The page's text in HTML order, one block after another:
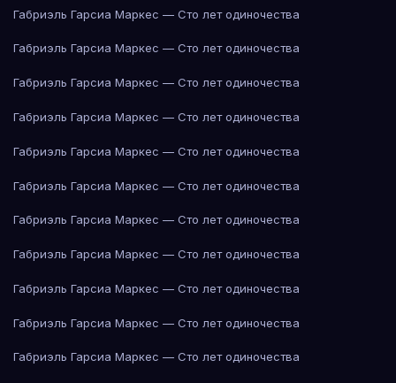
Габриэль Гарсиа Маркес — Сто лет одиночества
Габриэль Гарсиа Маркес — Сто лет одиночества
Габриэль Гарсиа Маркес — Сто лет одиночества
Габриэль Гарсиа Маркес — Сто лет одиночества
Габриэль Гарсиа Маркес — Сто лет одиночества
Габриэль Гарсиа Маркес — Сто лет одиночества
Габриэль Гарсиа Маркес — Сто лет одиночества
Габриэль Гарсиа Маркес — Сто лет одиночества
Габриэль Гарсиа Маркес — Сто лет одиночества
Габриэль Гарсиа Маркес — Сто лет одиночества
Габриэль Гарсиа Маркес — Сто лет одиночества